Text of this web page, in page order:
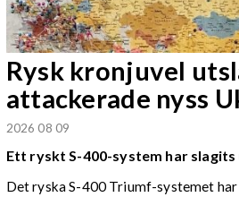
Rysk kronjuvel
attackerade nyss
2026 08 09
Ett ryskt S-400-system har slagits
Det ryska S-400 Triumf-systemet